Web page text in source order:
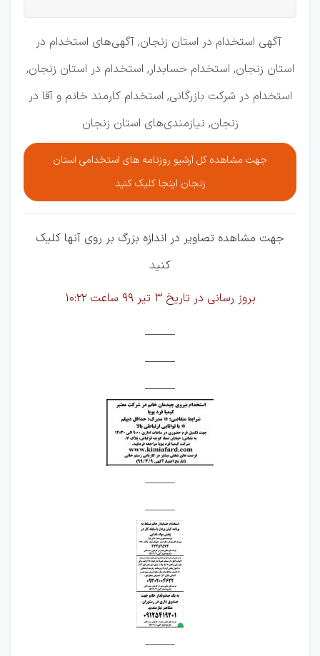
آگهی استخدام در استان زنجان, آگهی‌های استخدام در
استان زنجان, استخدام حسابدار, استخدام در استان زنجان,
استخدام در شرکت بازرگانی, استخدام کارمند خانم و آقا در
زنجان, نیازمندی‌های استان زنجان
جهت مشاهده کل آرشیو روزنامه های استخدامی استان
زنجان اینجا کلیک کنید
جهت مشاهده تصاویر در اندازه بزرگ بر روی آنها کلیک
کنید
بروز رسانی در تاریخ 3 تیر 99 ساعت 10:22
______
______
______
______
______
______